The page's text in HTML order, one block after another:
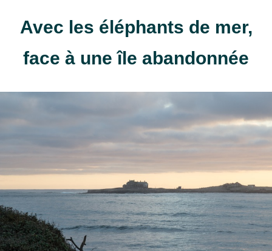
Avec les éléphants de mer,
face à une île abandonnée